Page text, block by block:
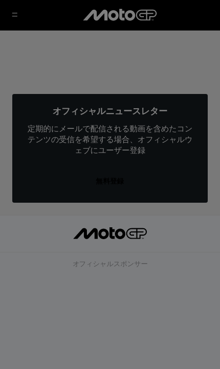
オフィシャルニュースレター
定期的にメールで配信される動画を含めたコン
テンツの受信を希望する場合、オフィシャルウ
ェブにユーザー登録
オフィシャルスポンサー